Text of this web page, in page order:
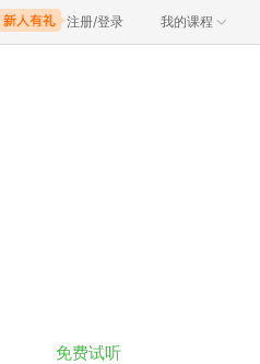
注册/登录 我的课程
免费试听